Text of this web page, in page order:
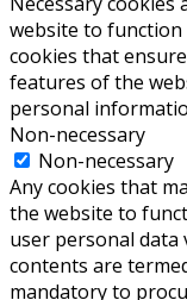
website to function
cookies that
features of the
personal
Non-necessary
Non-necessary
Any cookies that
the website to
user personal data
contents are
mandatory to